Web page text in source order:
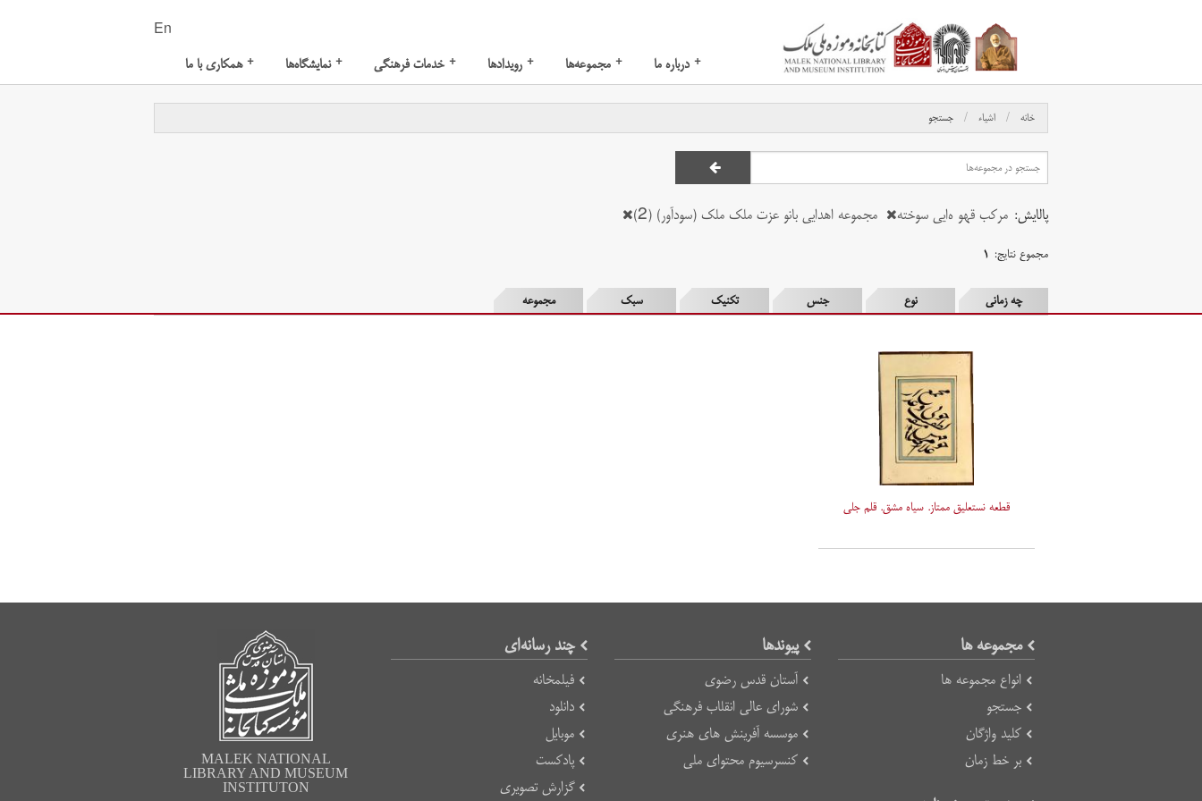
En
همکاری با ما + نمایشگاه‌ها + خدمات فرهنگی + رویدادها + مجموعه‌ها + درباره ما +
خانه اشیاء جستجو
پالایش: مرکب قهو ه‌ایی سوخته مجموعه اهدایی بانو عزت ملک ملک (سودآور) (2)
مجموع نتایج: ۱
چه زمانی نوع جنس تکنیک سبک مجموعه
قطعه نستعلیق ممتاز. سیاه مشق. قلم جلی
مجموعه ها
انواع مجموعه ها
جستجو
کلید واژگان
بر خط زمان
پیوند‌ها
آستان قدس رضوی
شورای عالی انقلاب فرهنگی
موسسه آفرینش های هنری
کنسرسیوم محتوای ملی
چند رسانه‌ای
فیلمخانه
دانلود
موبایل
پادکست
گزارش تصویری
MALEK NATIONAL
LIBRARY AND MUSEUM
INSTITUTON